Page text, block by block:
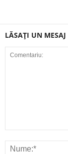
LĂSAȚI UN MESAJ